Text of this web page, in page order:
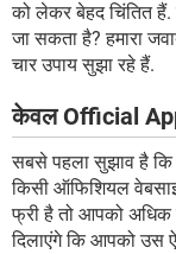
को लेकर बेहद चिंतित
जा सकता है? हमारा
चार उपाय सुझा रहे हैं.
केवल Official
सबसे पहला सुझाव है
किसी ऑफिशियल
फ्री है तो आपको अधिक
दिलाएंगे कि आपको उस